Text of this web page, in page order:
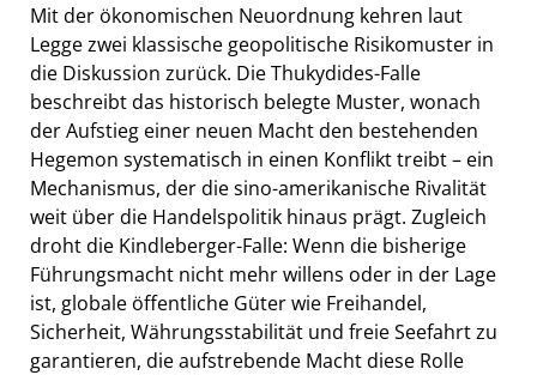
Mit der ökonomischen Neuordnung kehren laut
Legge zwei klassische geopolitische Risikomuster in
die Diskussion zurück. Die Thukydides-Falle
beschreibt das historisch belegte Muster, wonach
der Aufstieg einer neuen Macht den bestehenden
Hegemon systematisch in einen Konflikt treibt – ein
Mechanismus, der die sino-amerikanische Rivalität
weit über die Handelspolitik hinaus prägt. Zugleich
droht die Kindleberger-Falle: Wenn die bisherige
Führungsmacht nicht mehr willens oder in der Lage
ist, globale öffentliche Güter wie Freihandel,
Sicherheit, Währungsstabilität und freie Seefahrt zu
garantieren, die aufstrebende Macht diese Rolle